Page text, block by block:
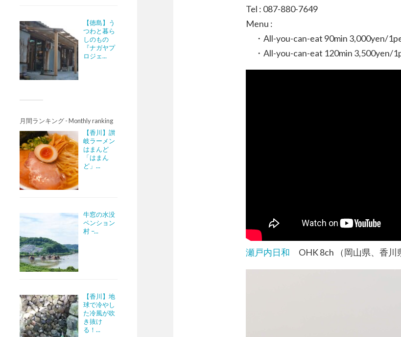
【徳島】う
つわと暮ら
しのもの
『ナガヤプ
ロジェ...
月間ランキング - Monthly ranking
【香川】讃
岐ラーメン
はまんど
「はまん
ど」...
牛窓の水没
ペンション
村 –...
【香川】地
球で冷やし
た冷風が吹
き抜け
る！...
Tel : 087-880-7649
Menu :
・All-you-can-eat 90min 3,000yen/
・All-you-can-eat 120min 3,500yen/
瀬戸内日和 OHK 8ch （岡山県、香川